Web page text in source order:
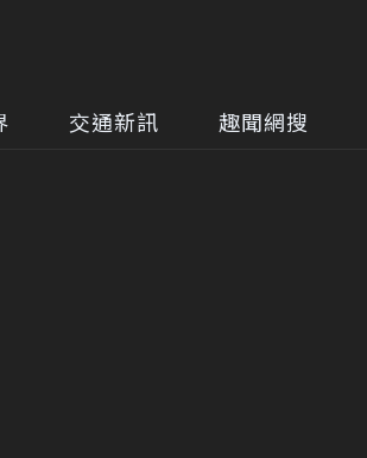
交通新訊 趣聞網搜